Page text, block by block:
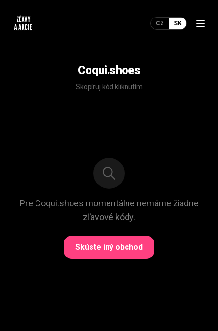
CZ SK
Coqui.shoes
Skopíruj kód kliknutím
Pre Coqui.shoes momentálne nemáme žiadne
zľavové kódy.
Skúste iný obchod